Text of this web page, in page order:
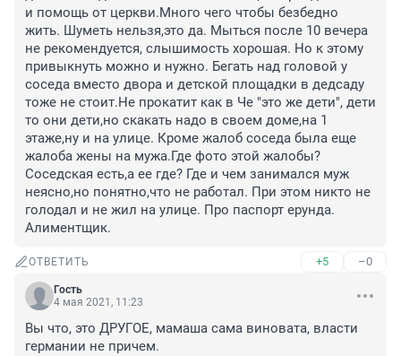
и помощь от церкви.Много чего чтобы безбедно
жить. Шуметь нельзя,это да. Мыться после 10 вечера
не рекомендуется, слышимость хорошая. Но к этому
привыкнуть можно и нужно. Бегать над головой у
соседа вместо двора и детской площадки в дедсаду
тоже не стоит.Не прокатит как в Че "это же дети", дети
то они дети,но скакать надо в своем доме,на 1
этаже,ну и на улице. Кроме жалоб соседа была еще
жалоба жены на мужа.Где фото этой жалобы?
Соседская есть,а ее где? Где и чем занимался муж
неясно,но понятно,что не работал. При этом никто не
голодал и не жил на улице. Про паспорт ерунда.
Алиментщик.
ОТВЕТИТЬ +5 –0
Гость
4 мая 2021, 11:23
Вы что, это ДРУГОЕ, мамаша сама виновата, власти
германии не причем.